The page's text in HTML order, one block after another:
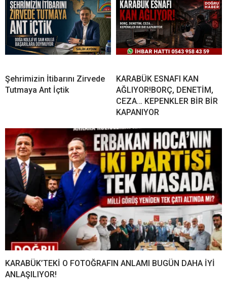
Şehrimizin İtibarını Zirvede
Tutmaya Ant İçtik
KARABÜK ESNAFI KAN
AĞLIYOR!BORÇ, DENETİM,
CEZA… KEPENKLER BİR BİR
KAPANIYOR
KARABÜK’TEKİ O FOTOĞRAFIN ANLAMI BUGÜN DAHA İYİ
ANLAŞILIYOR!